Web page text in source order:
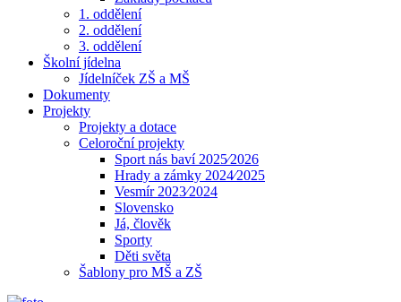
1. oddělení
2. oddělení
3. oddělení
Školní jídelna
Jídelníček ZŠ a MŠ
Dokumenty
Projekty
Projekty a dotace
Celoroční projekty
Sport nás baví 2025⁄2026
Hrady a zámky 2024⁄2025
Vesmír 2023⁄2024
Slovensko
Já, člověk
Sporty
Děti světa
Šablony pro MŠ a ZŠ